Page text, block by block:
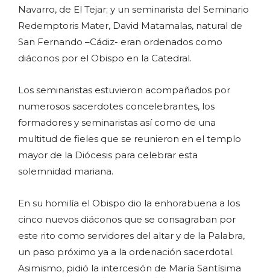
Navarro, de El Tejar; y un seminarista del Seminario
Redemptoris Mater, David Matamalas, natural de
San Fernando –Cádiz- eran ordenados como
diáconos por el Obispo en la Catedral.
Los seminaristas estuvieron acompañados por
numerosos sacerdotes concelebrantes, los
formadores y seminaristas así como de una
multitud de fieles que se reunieron en el templo
mayor de la Diócesis para celebrar esta
solemnidad mariana.
En su homilía el Obispo dio la enhorabuena a los
cinco nuevos diáconos que se consagraban por
este rito como servidores del altar y de la Palabra,
un paso próximo ya a la ordenación sacerdotal.
Asimismo, pidió la intercesión de María Santísima